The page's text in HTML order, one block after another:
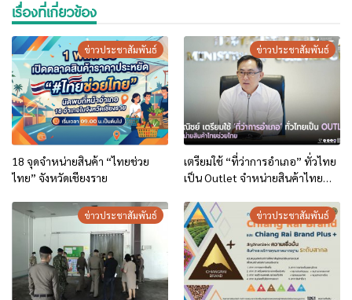
เรื่องที่เกี่ยวข้อง
ข่าวประชาสัมพันธ์
18 จุดจำหน่ายสินค้า “ไทยช่วย
ไทย” จังหวัดเชียงราย
ข่าวประชาสัมพันธ์
เตรียมใช้ “ที่ว่าการอำเภอ” ทั่วไทย
เป็น Outlet จำหน่ายสินค้าไทย
พฤษภาคม.. เริ่ม 1 พ.ค.69 นี้
ข่าวประชาสัมพันธ์ ข่าวประชาสัมพันธ์